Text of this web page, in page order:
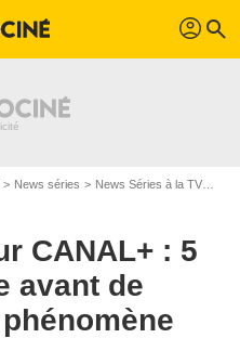
profil search
News séries News Séries à la TV
CANAL+ : 5
avant de